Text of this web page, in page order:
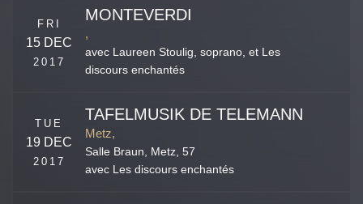
FRI
15 DEC
2017
MONTEVERDI
,
avec Laureen Stoulig, soprano, et Les
discours enchantés
TUE
19 DEC
2017
TAFELMUSIK DE TELEMANN
Metz,
Salle Braun, Metz, 57
avec Les discours enchantés